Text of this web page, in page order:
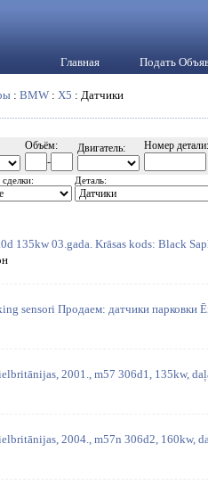
Главная Подать
: BMW : X5 : Датчики
Объём:
-
Двигатель: Номер детали:
Деталь:
135kw 03.gada. Krāsas kods: Black
sensori Продаем: датчики парковки
2001., m57 306d1, 135kw,
2004., m57n 306d2, 160kw,